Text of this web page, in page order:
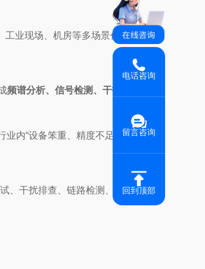
业现场、机房等多场景作业，配套
频谱分析、信号检测、干扰排查、场
内“设备笨重、精度不足、功能单
、干扰排查、链路检测、场强路测场
电话咨询
留言咨询
回到顶部